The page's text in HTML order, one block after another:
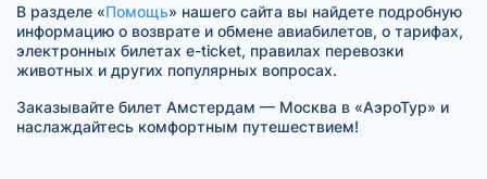
В разделе «Помощь» нашего сайта вы найдете подробную
информацию о возврате и обмене авиабилетов, о тарифах,
электронных билетах e-ticket, правилах перевозки
животных и других популярных вопросах.
Заказывайте билет Амстердам — Москва в «АэроТур» и
наслаждайтесь комфортным путешествием!